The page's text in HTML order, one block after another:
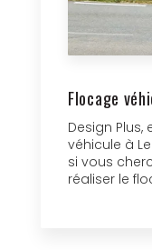
Flocage
Design
véhicule à
si vous
réaliser le